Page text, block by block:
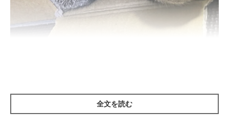
猫の爪は鋭く尖っているため、伸びたままにしておくと飼い主さ
全文を読む